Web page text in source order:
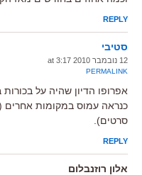
REPLY
סטיבי
12 נובמבר 2010 at 3:17
PERMALINK
אפרופו הדיון שהיה על בכורות
כנראה עמוס במקומות אחרים
סרטים).
REPLY
אלון רוזנבלום